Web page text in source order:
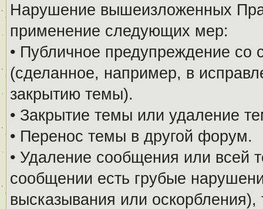
Нарушение вышеизложенных
применение следующих мер:
• Публичное предупреждение
(сделанное, например, в
закрытию темы).
• Закрытие темы или удаление
• Перенос темы в другой форум.
• Удаление сообщения или всей
сообщении есть грубые
высказывания или